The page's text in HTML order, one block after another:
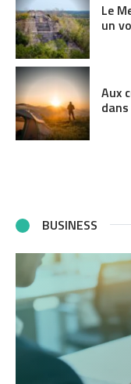
Le
un
Aux
BUSINESS